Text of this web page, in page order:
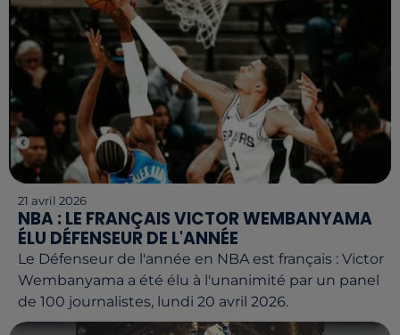
21 avril 2026
NBA : LE FRANÇAIS VICTOR WEMBANYAMA
ÉLU DÉFENSEUR DE L'ANNÉE
Le Défenseur de l'année en NBA est français : Victor
Wembanyama a été élu à l'unanimité par un panel
de 100 journalistes, lundi 20 avril 2026.